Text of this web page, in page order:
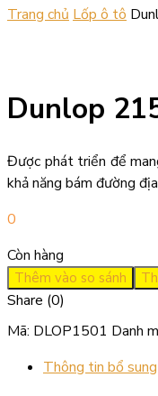
Trang chủ Lốp ô tô
Dunlop
Được phát triển để
khả năng bám đường
0
Còn hàng
Thêm vào so sánh
Share (0)
Mã: DLOP1501 Danh
Thông tin bổ sung